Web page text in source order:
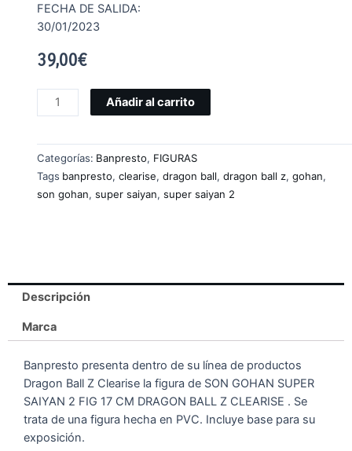
FECHA DE SALIDA:
30/01/2023
39,00€
Añadir al carrito
Categorías: Banpresto, FIGURAS
Tags banpresto, clearise, dragon ball, dragon ball z, gohan,
son gohan, super saiyan, super saiyan 2
Descripción
Marca
Banpresto presenta dentro de su línea de productos
Dragon Ball Z Clearise la figura de SON GOHAN SUPER
SAIYAN 2 FIG 17 CM DRAGON BALL Z CLEARISE . Se
trata de una figura hecha en PVC. Incluye base para su
exposición.